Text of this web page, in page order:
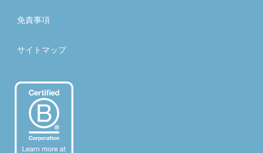
免責事項
サイトマップ